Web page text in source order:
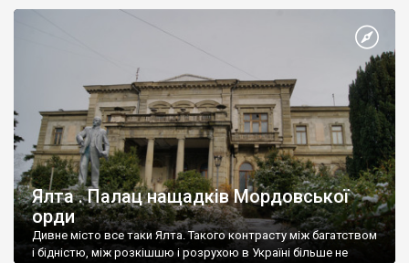
Ялта . Палац нащадків Мордовської
орди
Дивне місто все таки Ялта. Такого контрасту між багатством
і бідністю, між розкішшю і розрухою в Україні більше не